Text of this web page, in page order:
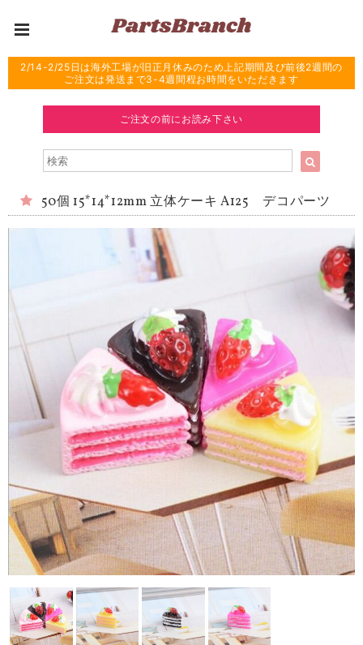
2/14-2/25日は海外工場が旧正月休みのため上記期間及び前後2週間の
ご注文は発送まで3-4週間程お時間をいただきます
ご注文の前にお読み下さい
50個 15*14*12mm 立体ケーキ A125 デコパーツ